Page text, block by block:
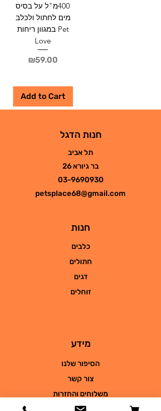
400מ"ל על בסיס
מים לחתול ולכלב
במגוון ריחות Pet
Love
Price
₪59.00
Add to Cart
חנות הדגל
תל אביב
בר גיורא 26
03-9690930
petsplace68@gmail.com
חנות
כלבים
חתולים
דגים
זוחלים
מידע
הסיפור שלנו
צור קשר
משלוחים והחזרות
מדיניות החנות